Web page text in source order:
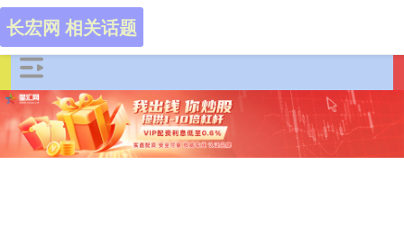
长宏网 相关话题